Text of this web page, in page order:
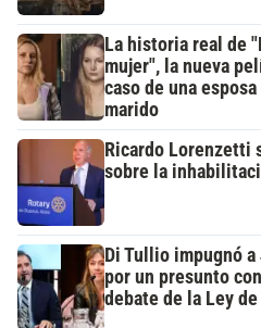
La historia real de
mujer", la nueva
caso de una
marido
Ricardo Lorenzetti
sobre la
Di Tullio impugnó a
por un presunto
debate de la Ley